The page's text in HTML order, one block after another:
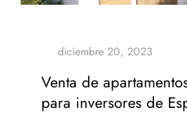
Venta de
para inversores de